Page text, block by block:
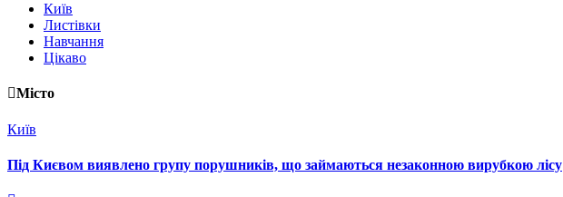
Київ
Листівки
Навчання
Цікаво
Місто
Київ
Під Києвом виявлено групу порушників, що займаються незаконною вирубкою лісу